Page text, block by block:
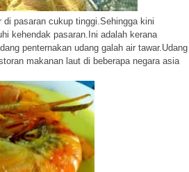
pasaran cukup tinggi.Sehingga kini
kehendak pasaran.Ini adalah kerana
penternakan udang galah air tawar.Udang
makanan laut di beberapa negara asia